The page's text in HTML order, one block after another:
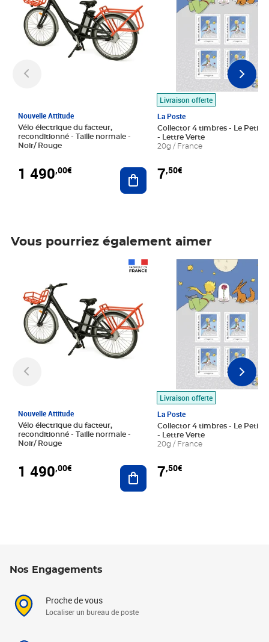
Nouvelle Attitude
Vélo électrique du facteur,
reconditionné - Taille normale -
Noir/ Rouge
1 490,00€ Ajouter au panier
Livraison offerte
La Poste
Collector 4 timbres - Le Petit
- Lettre Verte
20g / France
7,50€
Vous pourriez également aimer
Nouvelle Attitude
Vélo électrique du facteur,
reconditionné - Taille normale -
Noir/ Rouge
1 490,00€ Ajouter au panier
Livraison offerte
La Poste
Collector 4 timbres - Le Petit
- Lettre Verte
20g / France
7,50€
Prix 7,50€
Nos Engagements
Proche de vous
Localiser un bureau de poste